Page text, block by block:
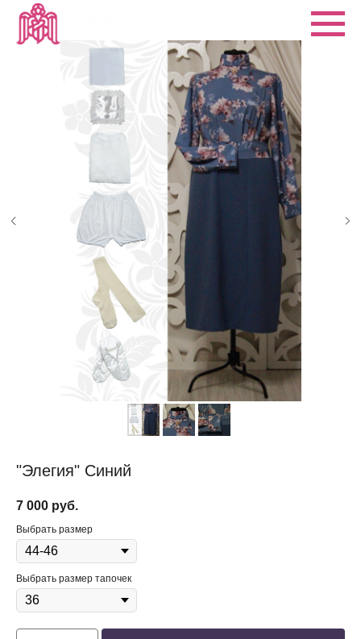
"Элегия" Синий
7 000 руб.
Выбрать размер
Выбрать размер тапочек